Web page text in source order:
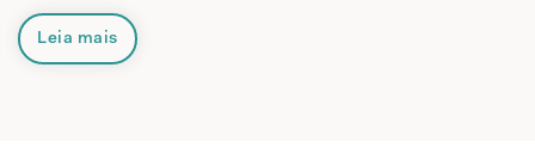
Leia mais